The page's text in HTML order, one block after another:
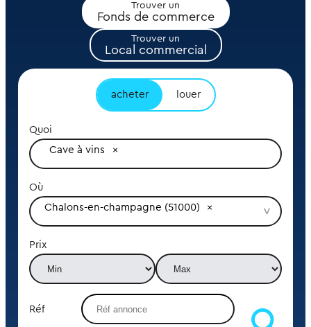
Trouver un
Fonds de commerce
Trouver un
Local commercial
acheter louer
Quoi
Cave à vins
Où
Chalons-en-champagne (51000)
Prix
Réf